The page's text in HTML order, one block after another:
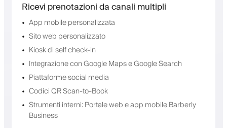
Ricevi prenotazioni da canali multipli
App mobile personalizzata
Sito web personalizzato
Kiosk di self check-in
Integrazione con Google Maps e Google Search
Piattaforme social media
Codici QR Scan-to-Book
Strumenti interni: Portale web e app mobile Barberly
Business